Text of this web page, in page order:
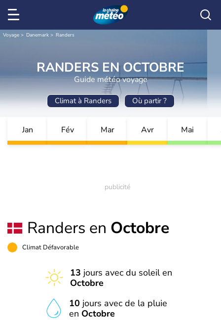
Voyage Danemark Randers
RANDERS EN OCTOBRE
Guide météo voyage
Climat à Randers Où partir ?
Jan Fév Mar Avr Mai
Randers en Octobre
Climat Défavorable
13 jours avec du soleil en
Octobre
10 jours avec de la pluie
en Octobre